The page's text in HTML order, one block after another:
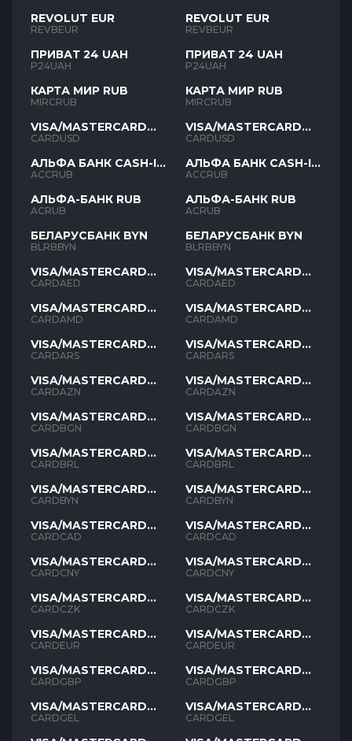
REVOLUT EUR
REVBEUR
ПРИВАТ 24 UAH
P24UAH
КАРТА МИР RUB
MIRCRUB
VISA/MASTERCARD
USD
CARDUSD
АЛЬФА БАНК CASH-IN
RUB
ACCRUB
АЛЬФА-БАНК RUB
ACRUB
БЕЛАРУСБАНК BYN
BLRBBYN
VISA/MASTERCARD
AED
CARDAED
VISA/MASTERCARD
AMD
CARDAMD
VISA/MASTERCARD
ARS
CARDARS
VISA/MASTERCARD
AZN
CARDAZN
VISA/MASTERCARD
BGN
CARDBGN
VISA/MASTERCARD
BRL
CARDBRL
VISA/MASTERCARD
BYN
CARDBYN
VISA/MASTERCARD
CAD
CARDCAD
VISA/MASTERCARD
CNY
CARDCNY
VISA/MASTERCARD
CZK
CARDCZK
VISA/MASTERCARD
EUR
CARDEUR
VISA/MASTERCARD
GBP
CARDGBP
VISA/MASTERCARD
GEL
CARDGEL
REVOLUT EUR
REVBEUR
ПРИВАТ 24 UAH
P24UAH
КАРТА МИР RUB
MIRCRUB
VISA/MASTERCARD
USD
CARDUSD
АЛЬФА БАНК CASH-IN
RUB
ACCRUB
АЛЬФА-БАНК RUB
ACRUB
БЕЛАРУСБАНК BYN
BLRBBYN
VISA/MASTERCARD
AED
CARDAED
VISA/MASTERCARD
AMD
CARDAMD
VISA/MASTERCARD
ARS
CARDARS
VISA/MASTERCARD
AZN
CARDAZN
VISA/MASTERCARD
BGN
CARDBGN
VISA/MASTERCARD
BRL
CARDBRL
VISA/MASTERCARD
BYN
CARDBYN
VISA/MASTERCARD
CAD
CARDCAD
VISA/MASTERCARD
CNY
CARDCNY
VISA/MASTERCARD
CZK
CARDCZK
VISA/MASTERCARD
EUR
CARDEUR
VISA/MASTERCARD
GBP
CARDGBP
VISA/MASTERCARD
GEL
CARDGEL